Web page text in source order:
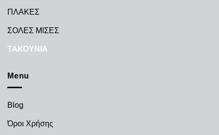
ΠΛΑΚΕΣ
ΣΟΛΕΣ ΜΙΣΕΣ
ΤΑΚΟΥΝΙΑ
Menu
Blog
Όροι Χρήσης